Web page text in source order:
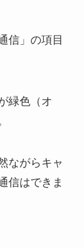
信」の項目
緑色（オ
ながらキャ
信はできま